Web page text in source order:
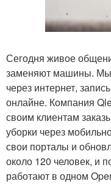
Сегодня живое
заменяют машины. Мы
через интернет,
онлайне. Компания
своим клиентам
уборки через
свои порталы и
около 120 человек, и
работают в одном